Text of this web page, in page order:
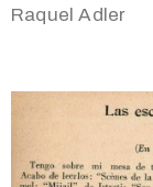
Raquel Adler